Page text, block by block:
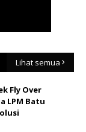
Lihat semua
Fly Over
LPM Batu